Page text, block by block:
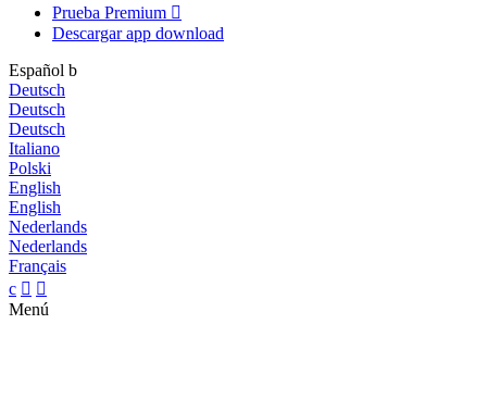
Prueba Premium 
Descargar app download
Español b
Deutsch
Deutsch
Deutsch
Italiano
Polski
English
English
Nederlands
Nederlands
Français
c  
Menú